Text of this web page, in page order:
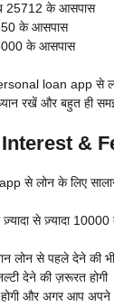
25712 के आसपास
के आसपास
के आसपास
loan app से
रखें और बहुत ही
&
लोन के लिए
से ज़्यादा 10000
लोन से पहले देने की
देने की ज़रूरत होगी
और अगर आप अपने